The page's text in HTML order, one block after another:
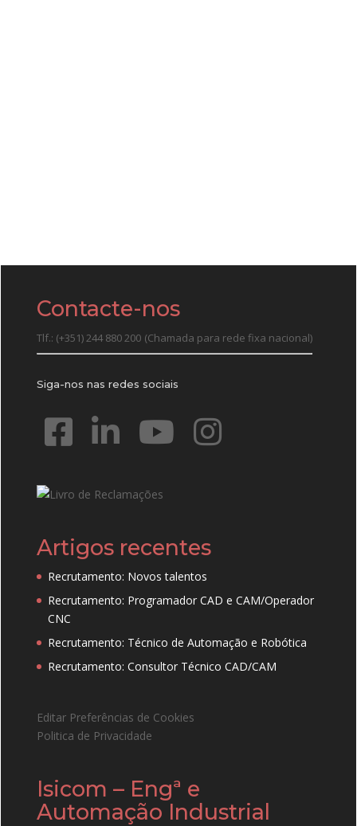
Contacte-nos
Tlf.: (+351) 244 880 200 (Chamada para rede fixa nacional)
Siga-nos nas redes sociais
Artigos recentes
Recrutamento: Novos talentos
Recrutamento: Programador CAD e CAM/Operador
CNC
Recrutamento: Técnico de Automação e Robótica
Recrutamento: Consultor Técnico CAD/CAM
Editar Preferências de Cookies
Politica de Privacidade
Isicom – Engª e
Automação Industrial